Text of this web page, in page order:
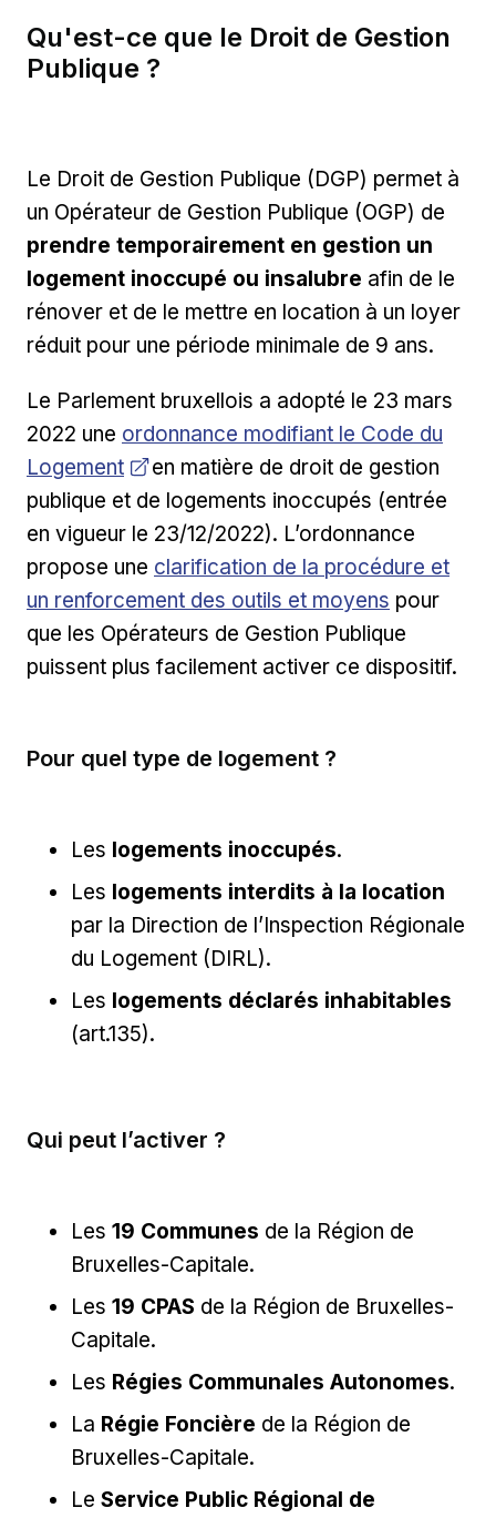
Qu'est-ce que le Droit de Gestion
Publique ?
Le Droit de Gestion Publique (DGP) permet à
un Opérateur de Gestion Publique (OGP) de
prendre temporairement en gestion un
logement inoccupé ou insalubre afin de le
rénover et de le mettre en location à un loyer
réduit pour une période minimale de 9 ans.
Le Parlement bruxellois a adopté le 23 mars
2022 une Ouvrir dans une nouvelle fenêtre
ordonnance modifiant le Code du
Logement
en matière de droit de gestion
publique et de logements inoccupés (entrée
en vigueur le 23/12/2022). L’ordonnance
propose une clarification de la procédure et
un renforcement des outils et moyens pour
que les Opérateurs de Gestion Publique
puissent plus facilement activer ce dispositif.
Pour quel type de logement ?
Les logements inoccupés.
Les logements interdits à la location
par la Direction de l’Inspection Régionale
du Logement (DIRL).
Les logements déclarés inhabitables
(art.135).
Qui peut l’activer ?
Les 19 Communes de la Région de
Bruxelles-Capitale.
Les 19 CPAS de la Région de Bruxelles-
Capitale.
Les Régies Communales Autonomes.
La Régie Foncière de la Région de
Bruxelles-Capitale.
Le Service Public Régional de